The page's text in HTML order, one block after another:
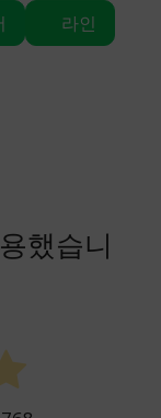
라인
했습니